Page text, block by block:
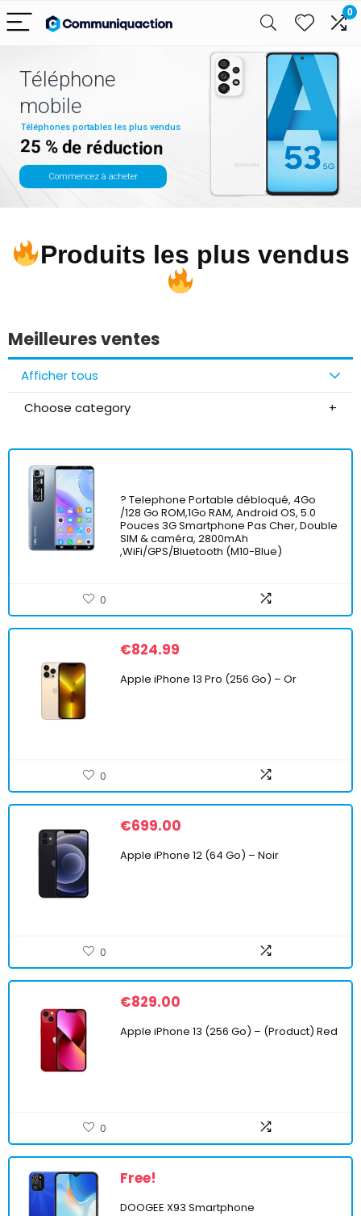
0
Téléphone
mobile
Commencez à acheter
Téléphones portables les plus vendus
25 % de réduction
Produits les plus vendus
Meilleures ventes
Afficher tous
Choose category
? Telephone Portable débloqué, 4Go
/128 Go ROM,1Go RAM, Android OS, 5.0
Pouces 3G Smartphone Pas Cher, Double
SIM & caméra, 2800mAh
,WiFi/GPS/Bluetooth (M10-Blue)
0
€824.99
Apple iPhone 13 Pro (256 Go) – Or
0
€699.00
Apple iPhone 12 (64 Go) – Noir
0
€829.00
Apple iPhone 13 (256 Go) – (Product) Red
0
Free!
DOOGEE X93 Smartphone